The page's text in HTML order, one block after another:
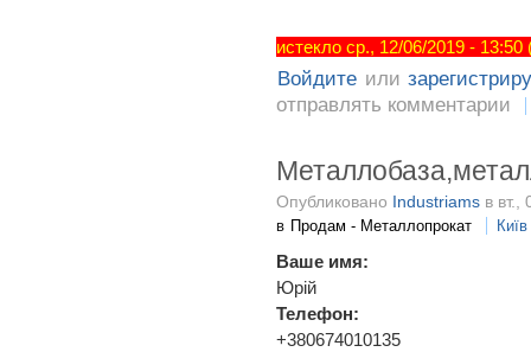
истекло ср., 12/06/2019 -
Войдите или
отправлять комментарии
Опубликовано Industriams в вт.,
в Продам - Металлопрокат Київ
Ваше имя:
Юрій
Телефон:
+380674010135